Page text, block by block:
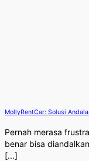
MollyRentCar: Solusi
Pernah merasa
benar bisa
[...]